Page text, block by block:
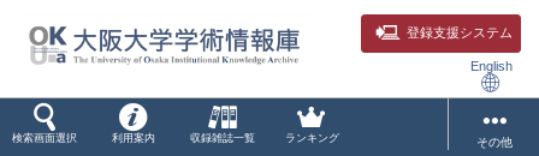
登録支援システム
English
検索画面選択 利用案内 収録雑誌一覧 ランキング その他